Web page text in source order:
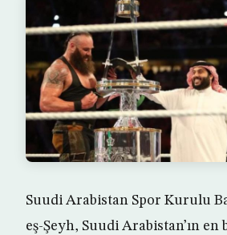
Suudi Arabistan Spor Kurulu
eş-Şeyh, Suudi Arabistan’ın en